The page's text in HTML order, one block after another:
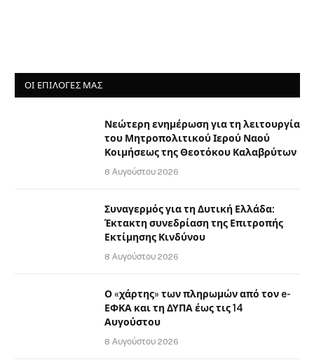
ΟΙ ΕΠΙΛΟΓΈΣ ΜΑΣ
Νεώτερη ενημέρωση για τη λειτουργία
του Μητροπολιτικού Ιερού Ναού
Κοιμήσεως της Θεοτόκου Καλαβρύτων
8 Αυγούστου 2026
Συναγερμός για τη Δυτική Ελλάδα:
Έκτακτη συνεδρίαση της Επιτροπής
Εκτίμησης Κινδύνου
8 Αυγούστου 2026
Ο «χάρτης» των πληρωμών από τον e-
ΕΦΚΑ και τη ΔΥΠΑ έως τις 14
Αυγούστου
8 Αυγούστου 2026